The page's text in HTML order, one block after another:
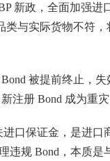
新政，全面加强进
类与实际货物不符，
被提前终止，失
注册 Bond 成为重灾
进口保证金，是进口
违规 Bond，本质是